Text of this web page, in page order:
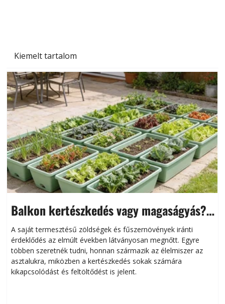
Kiemelt tartalom
Balkon kertészkedés vagy magaságyás?
Helytakarékos kertészkedés
A saját termesztésű zöldségek és fűszernövények iránti
érdeklődés az elmúlt években látványosan megnőtt. Egyre
többen szeretnék tudni, honnan származik az élelmiszer az
asztalukra, miközben a kertészkedés sokak számára
kikapcsolódást és feltöltődést is jelent.